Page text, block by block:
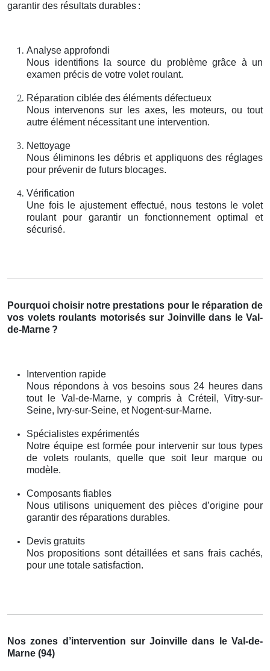
garantir des résultats durables :
Analyse approfondi
Nous identifions la source du problème grâce à un
examen précis de votre volet roulant.
Réparation ciblée des éléments défectueux
Nous intervenons sur les axes, les moteurs, ou tout
autre élément nécessitant une intervention.
Nettoyage
Nous éliminons les débris et appliquons des réglages
pour prévenir de futurs blocages.
Vérification
Une fois le ajustement effectué, nous testons le volet
roulant pour garantir un fonctionnement optimal et
sécurisé.
Pourquoi choisir notre prestations pour le réparation de
vos volets roulants motorisés sur Joinville dans le Val-
de-Marne ?
Intervention rapide
Nous répondons à vos besoins sous 24 heures dans
tout le Val-de-Marne, y compris à Créteil, Vitry-sur-
Seine, Ivry-sur-Seine, et Nogent-sur-Marne.
Spécialistes expérimentés
Notre équipe est formée pour intervenir sur tous types
de volets roulants, quelle que soit leur marque ou
modèle.
Composants fiables
Nous utilisons uniquement des pièces d’origine pour
garantir des réparations durables.
Devis gratuits
Nos propositions sont détaillées et sans frais cachés,
pour une totale satisfaction.
Nos zones d’intervention sur Joinville dans le Val-de-
Marne (94)